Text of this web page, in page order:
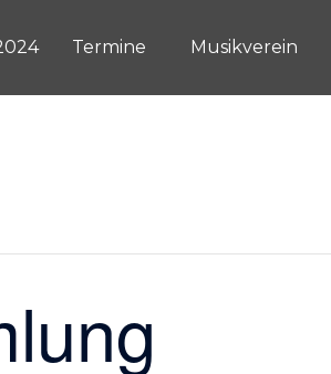
Termine Musikverein